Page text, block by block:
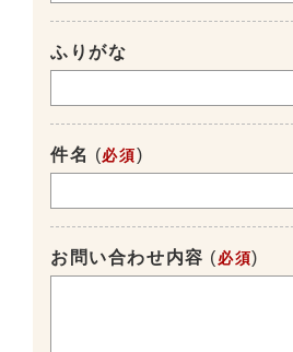
ふりがな
件名 (必須)
お問い合わせ内容 ( 必須)